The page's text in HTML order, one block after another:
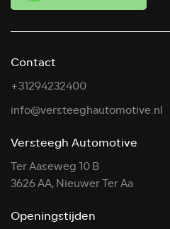
Contact
+31294232400
info@versteeghautomotive.nl
Versteegh Automotive
Ter Aaseweg 10 B
3626 AA, Nieuwer Ter Aa
Openingstijden